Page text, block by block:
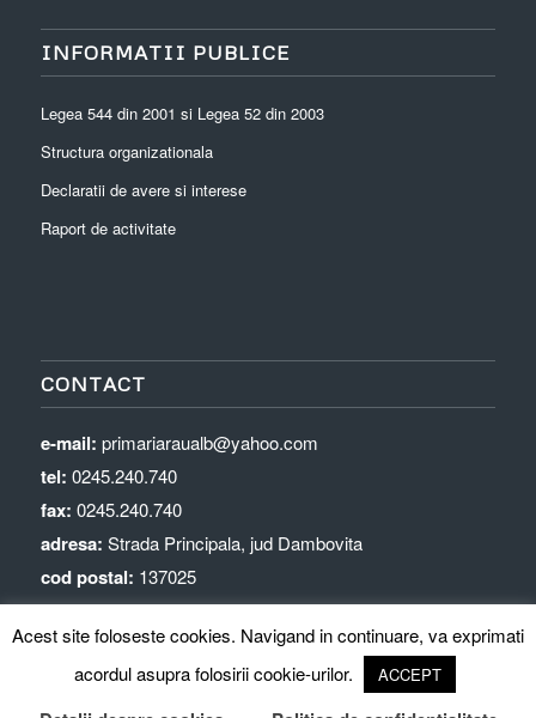
INFORMATII PUBLICE
Legea 544 din 2001 si Legea 52 din 2003
Structura organizationala
Declaratii de avere si interese
Raport de activitate
CONTACT
e-mail: primariaraualb@yahoo.com
tel: 0245.240.740
fax: 0245.240.740
adresa: Strada Principala, jud Dambovita
cod postal: 137025
Acest site foloseste cookies. Navigand in continuare, va exprimati
acordul asupra folosirii cookie-urilor.
ACCEPT